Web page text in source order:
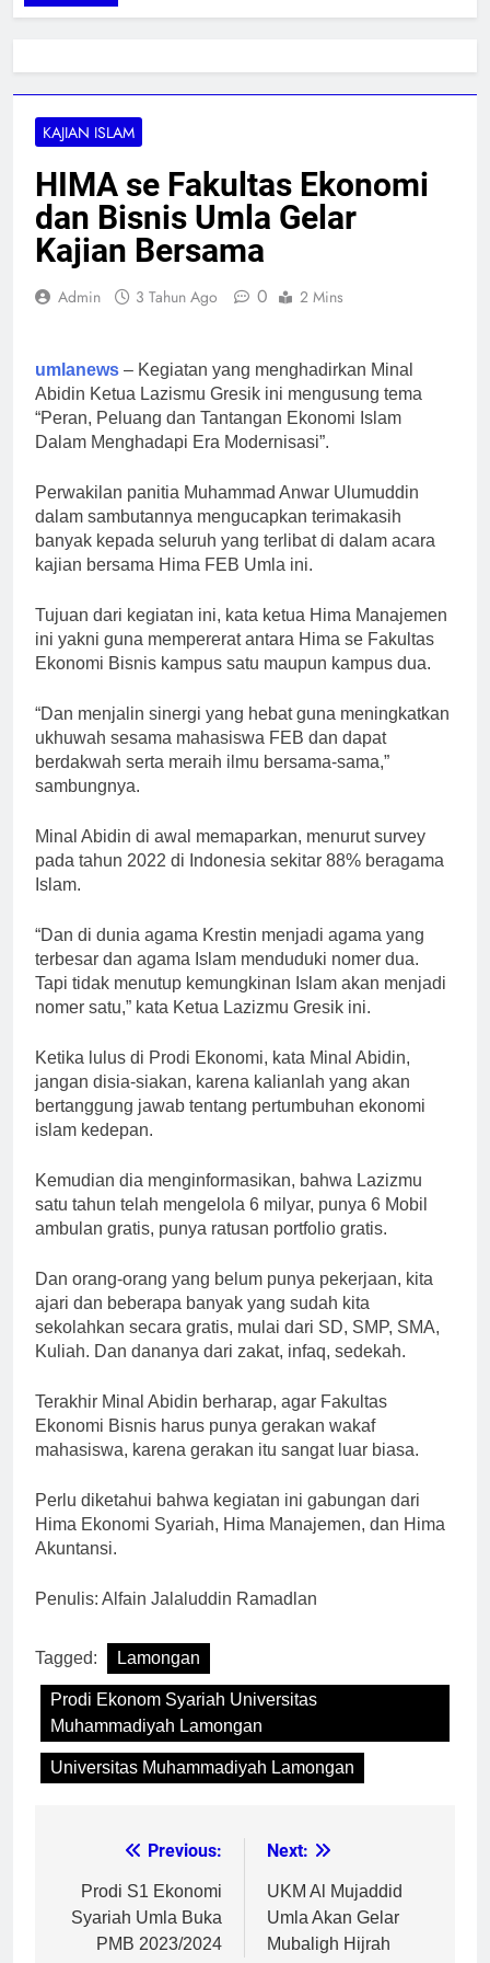
KAJIAN ISLAM
HIMA se Fakultas Ekonomi
dan Bisnis Umla Gelar
Kajian Bersama
Admin 3 Tahun Ago 0 2 Mins
umlanews – Kegiatan yang menghadirkan Minal
Abidin Ketua Lazismu Gresik ini mengusung tema
“Peran, Peluang dan Tantangan Ekonomi Islam
Dalam Menghadapi Era Modernisasi”.
Perwakilan panitia Muhammad Anwar Ulumuddin
dalam sambutannya mengucapkan terimakasih
banyak kepada seluruh yang terlibat di dalam acara
kajian bersama Hima FEB Umla ini.
Tujuan dari kegiatan ini, kata ketua Hima Manajemen
ini yakni guna mempererat antara Hima se Fakultas
Ekonomi Bisnis kampus satu maupun kampus dua.
“Dan menjalin sinergi yang hebat guna meningkatkan
ukhuwah sesama mahasiswa FEB dan dapat
berdakwah serta meraih ilmu bersama-sama,”
sambungnya.
Minal Abidin di awal memaparkan, menurut survey
pada tahun 2022 di Indonesia sekitar 88% beragama
Islam.
“Dan di dunia agama Krestin menjadi agama yang
terbesar dan agama Islam menduduki nomer dua.
Tapi tidak menutup kemungkinan Islam akan menjadi
nomer satu,” kata Ketua Lazizmu Gresik ini.
Ketika lulus di Prodi Ekonomi, kata Minal Abidin,
jangan disia-siakan, karena kalianlah yang akan
bertanggung jawab tentang pertumbuhan ekonomi
islam kedepan.
Kemudian dia menginformasikan, bahwa Lazizmu
satu tahun telah mengelola 6 milyar, punya 6 Mobil
ambulan gratis, punya ratusan portfolio gratis.
Dan orang-orang yang belum punya pekerjaan, kita
ajari dan beberapa banyak yang sudah kita
sekolahkan secara gratis, mulai dari SD, SMP, SMA,
Kuliah. Dan dananya dari zakat, infaq, sedekah.
Terakhir Minal Abidin berharap, agar Fakultas
Ekonomi Bisnis harus punya gerakan wakaf
mahasiswa, karena gerakan itu sangat luar biasa.
Perlu diketahui bahwa kegiatan ini gabungan dari
Hima Ekonomi Syariah, Hima Manajemen, dan Hima
Akuntansi.
Penulis: Alfain Jalaluddin Ramadlan
Tagged: Lamongan
Prodi Ekonom Syariah Universitas
Muhammadiyah Lamongan
Universitas Muhammadiyah Lamongan
Navigasi
pos
Previous:
Prodi S1 Ekonomi
Syariah Umla Buka
PMB 2023/2024
Next:
UKM Al Mujaddid
Umla Akan Gelar
Mubaligh Hijrah